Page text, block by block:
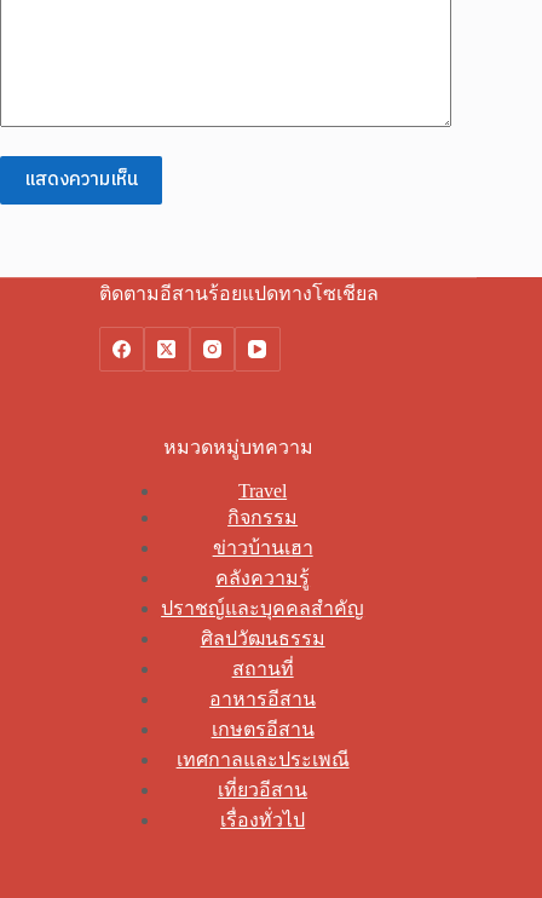
แสดงความเห็น
ติดตามอีสานร้อยแปดทางโซเชียล
หมวดหมู่บทความ
Travel
กิจกรรม
ข่าวบ้านเฮา
คลังความรู้
ปราชญ์และบุคคลสำคัญ
ศิลปวัฒนธรรม
สถานที่
อาหารอีสาน
เกษตรอีสาน
เทศกาลและประเพณี
เที่ยวอีสาน
เรื่องทั่วไป